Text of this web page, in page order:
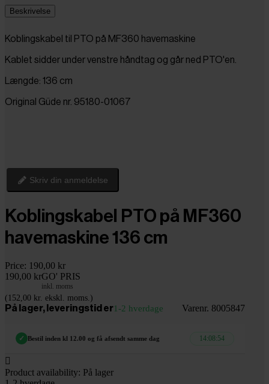
Beskrivelse
Koblingskabel til PTO på MF360 havemaskine
Kablet sidder under venstre håndtag og går ned PTO'en.
Længde: 136 cm
Original Güde nr. 95180-01067
Skriv din anmeldelse
Koblingskabel PTO på MF360
havemaskine 136 cm
Price: 190,00 kr
190,00 krGO' PRIS
inkl. moms
(152,00 kr. ekskl. moms.)
På lager, leveringstid er1-2 hverdage Varenr. 8005847
✓ Bestil inden kl 12.00 og få afsendt samme dag 14:08:53

Product availability: På lager